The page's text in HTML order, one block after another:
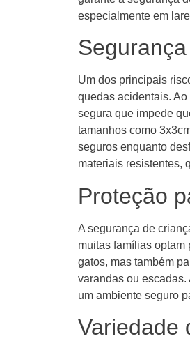
especialmente em
Um dos principais
quedas acidentais.
segura que impede
tamanhos como
seguros enquanto
materiais resistentes,
Proteção
A segurança de
muitas famílias optam
gatos, mas também
varandas ou
um ambiente seguro
Variedade